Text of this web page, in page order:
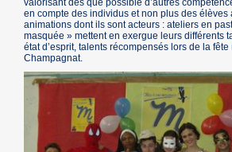
en compte des individus et non plus des élèves
animations dont ils sont acteurs : ateliers en
masquée » mettent en exergue leurs différents
état d’esprit, talents récompensés lors de la fête
Champagnat.